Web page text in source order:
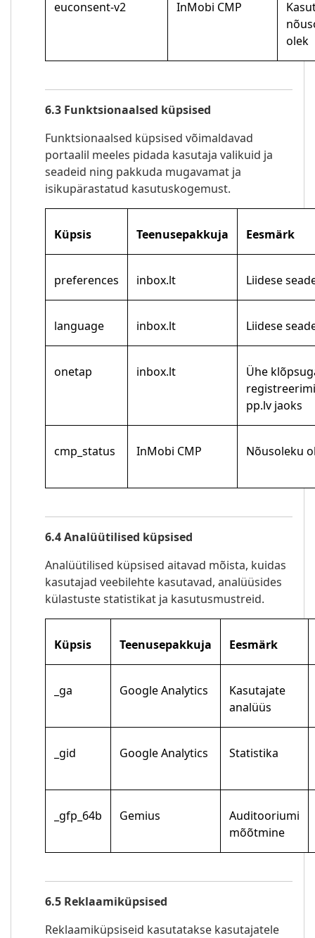
euconsent-v2 InMobi CMP
olek
6.3 Funktsionaalsed küpsised
Funktsionaalsed küpsised võimaldavad
portaalil meeles pidada kasutaja valikuid ja
seadeid ning pakkuda mugavamat ja
isikupärastatud kasutuskogemust.
Küpsis Teenusepakkuja Eesmärk
preferences inbox.lt Liidese
language inbox.lt Liidese
onetap inbox.lt
Ühe
pp.lv jaoks
cmp_status InMobi CMP Nõusoleku
6.4 Analüütilised küpsised
Analüütilised küpsised aitavad mõista, kuidas
kasutajad veebilehte kasutavad, analüüsides
külastuste statistikat ja kasutusmustreid.
Küpsis Teenusepakkuja Eesmärk
_ga Google Analytics
Kasutajate
analüüs
_gid Google Analytics Statistika
_gfp_64b Gemius
Auditooriumi
mõõtmine
6.5 Reklaamiküpsised
Reklaamiküpsiseid kasutatakse kasutajatele